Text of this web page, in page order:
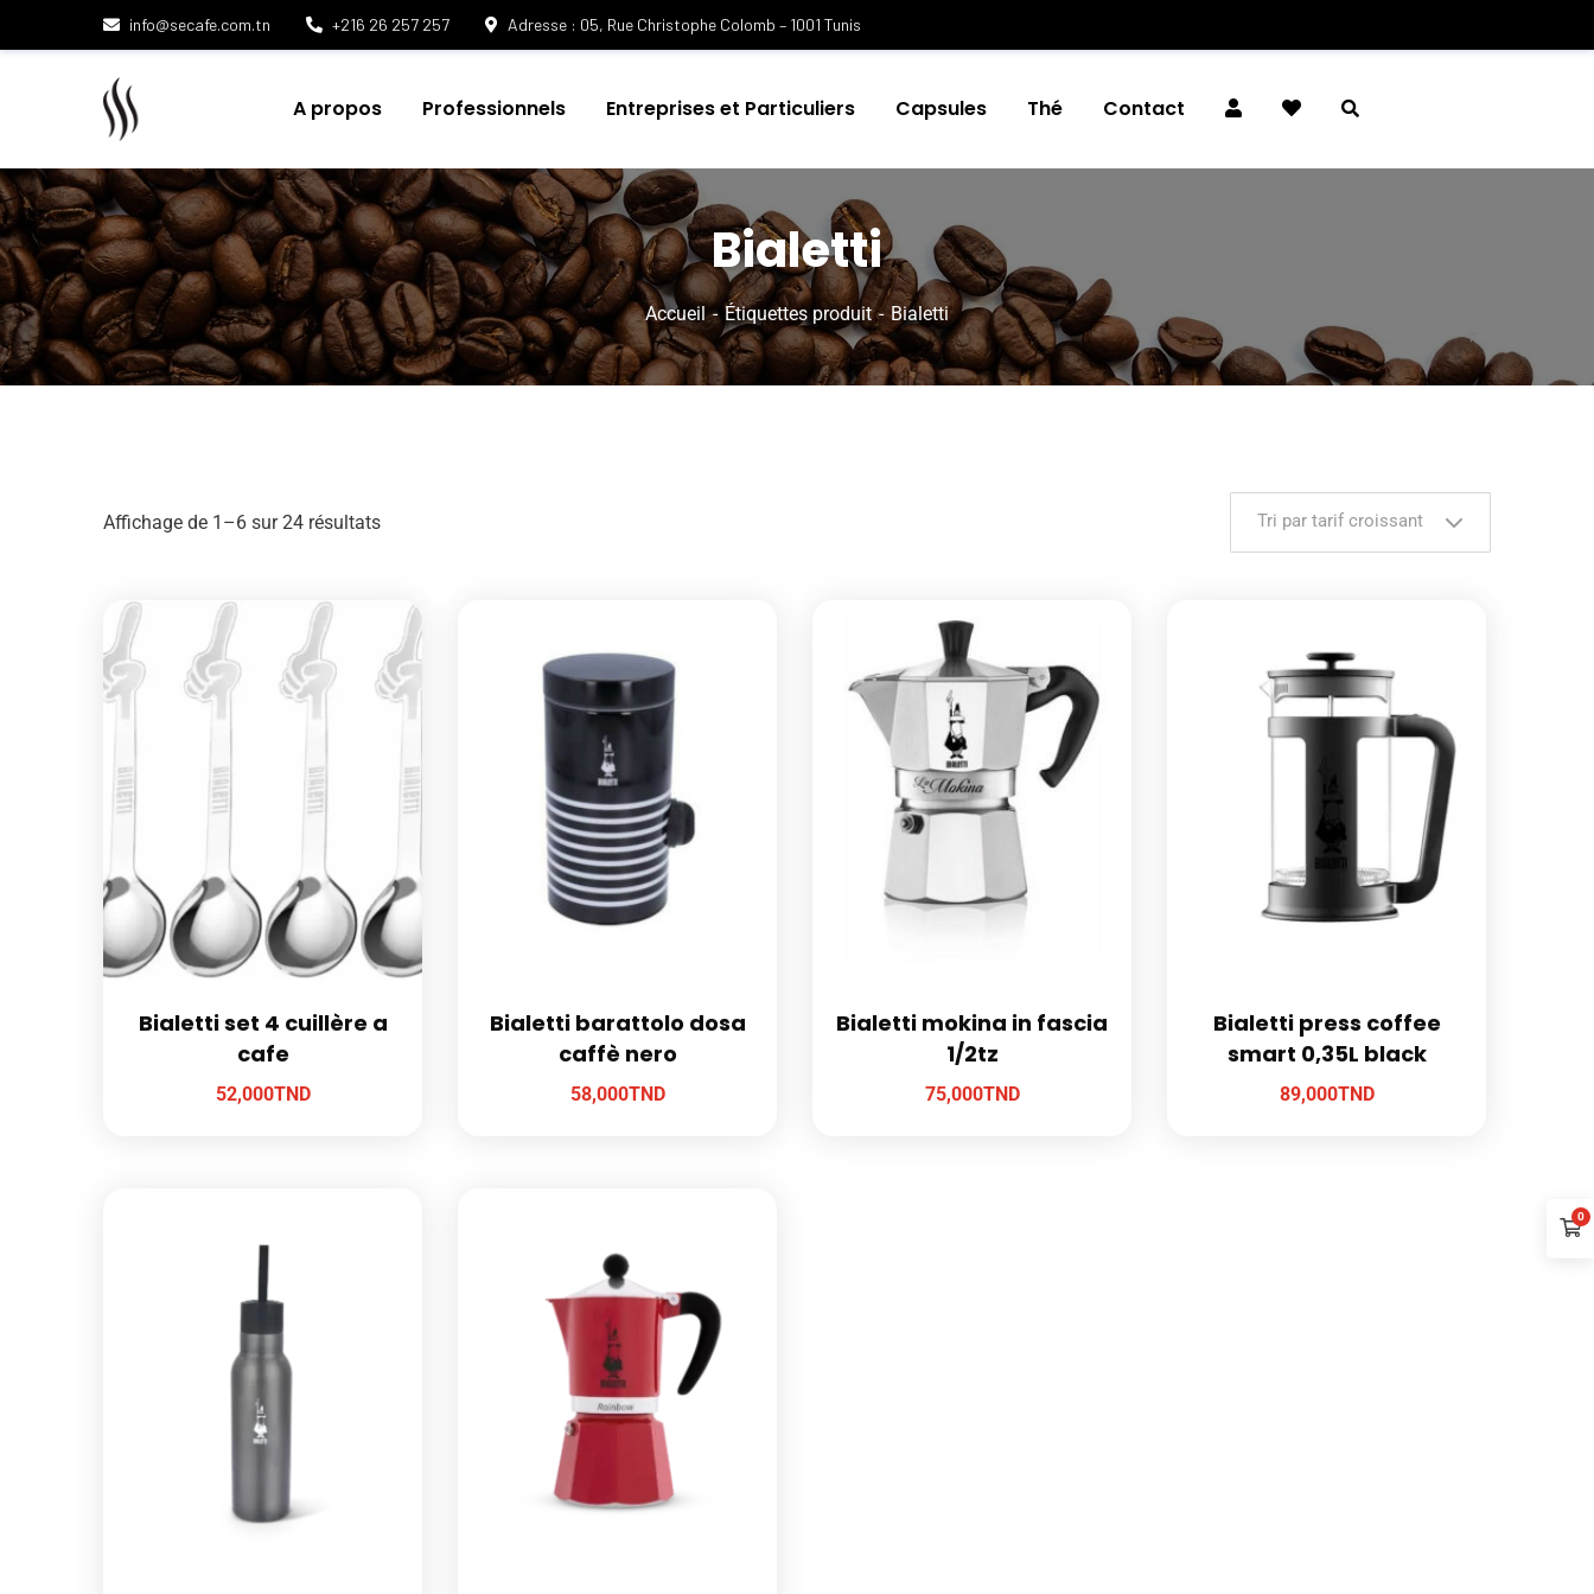
info@secafe.com.tn +216 26 257 257 Adresse : 05, Rue Christophe Colomb – 1001 Tunis
A propos Professionnels Entreprises et Particuliers Capsules Thé Contact
Bialetti
Accueil Étiquettes produit Bialetti
Affichage de 1–6 sur 24 résultats Tri par tarif croissant
Bialetti set 4 cuillère a
cafe
52,000TND
Bialetti barattolo dosa
caffè nero
58,000TND
Bialetti mokina in fascia
1/2tz
75,000TND
Bialetti press coffee
smart 0,35L black
89,000TND
0